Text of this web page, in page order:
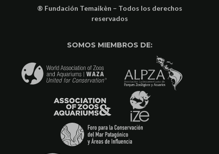
® Fundación Temaikèn – Todos los derechos
reservados
SOMOS MIEMBROS DE: